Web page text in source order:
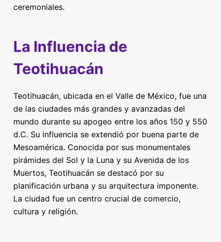
ceremoniales.
La Influencia de
Teotihuacán
Teotihuacán, ubicada en el Valle de México, fue una
de las ciudades más grandes y avanzadas del
mundo durante su apogeo entre los años 150 y 550
d.C. Su influencia se extendió por buena parte de
Mesoamérica. Conocida por sus monumentales
pirámides del Sol y la Luna y su Avenida de los
Muertos, Teotihuacán se destacó por su
planificación urbana y su arquitectura imponente.
La ciudad fue un centro crucial de comercio,
cultura y religión.